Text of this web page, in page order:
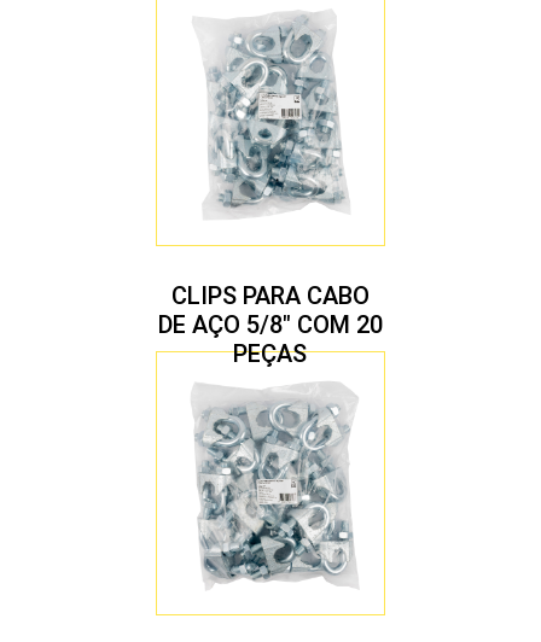
CLIPS PARA CABO
DE AÇO 5/8″ COM 20
PEÇAS